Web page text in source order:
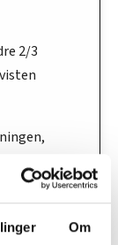
Om
2/3